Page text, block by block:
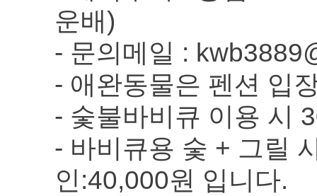
운배)
- 문의메일 :
- 애완동물은 펜션 입
- 숯불바비큐 이용 시
- 바비큐용 숯 + 그릴
인:40,000원 입니다.